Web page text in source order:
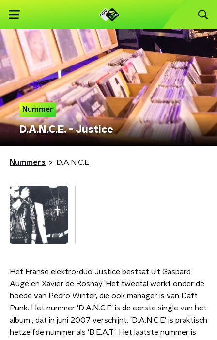
Nummer
D.A.N.C.E. - Justice
Nummers D.A.N.C.E.
Het Franse elektro-duo Justice bestaat uit Gaspard
Augé en Xavier de Rosnay. Het tweetal werkt onder de
hoede van Pedro Winter, die ook manager is van Daft
Punk. Het nummer 'D.A.N.C.E' is de eerste single van het
album , dat in juni 2007 verschijnt. 'D.A.N.C.E' is praktisch
hetzelfde nummer als 'B.E.A.T.'. Het laatste nummer is